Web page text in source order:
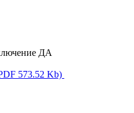
ДА
573.52 Kb)